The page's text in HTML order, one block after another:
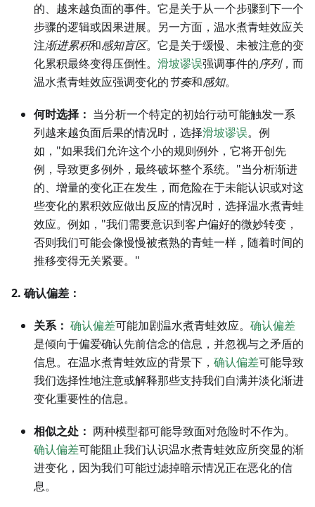
的、越来越负面的事件。它是关于从一个步骤到下一个
步骤的逻辑或因果进展。另一方面，温水煮青蛙效应关
注渐进累积和感知盲区。它是关于缓慢、未被注意的变
化累积最终变得压倒性。 滑坡谬误强调事件的序列，而
温水煮青蛙效应强调变化的节奏和感知。
何时选择： 当分析一个特定的初始行动可能触发一系
列越来越负面后果的情况时，选择滑坡谬误。例
如，"如果我们允许这个小的规则例外，它将开创先
例，导致更多例外，最终破坏整个系统。"当分析渐进
的、增量的变化正在发生，而危险在于未能认识或对这
些变化的累积效应做出反应的情况时，选择温水煮青蛙
效应。例如，"我们需要意识到客户偏好的微妙转变，
否则我们可能会像慢慢被煮熟的青蛙一样，随着时间的
推移变得无关紧要。"
2. 确认偏差：
关系： 确认偏差可能加剧温水煮青蛙效应。 确认偏差
是倾向于偏爱确认先前信念的信息，并忽视与之矛盾的
信息。在温水煮青蛙效应的背景下， 确认偏差可能导致
我们选择性地注意或解释那些支持我们自满并淡化渐进
变化重要性的信息。
相似之处： 两种模型都可能导致面对危险时不作为。
确认偏差可能阻止我们认识温水煮青蛙效应所突显的渐
进变化，因为我们可能过滤掉暗示情况正在恶化的信
息。